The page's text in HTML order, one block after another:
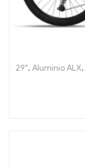
29", Aluminio ALX,